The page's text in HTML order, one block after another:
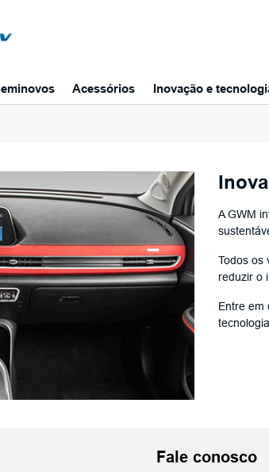
Acessórios Inovação e
A GWM
Todos os
reduzir o
Entre em
Fale conosco